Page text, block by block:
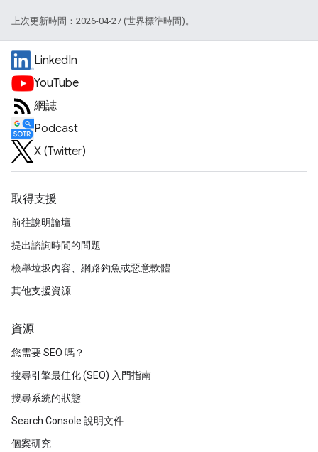
上次更新時間：2026-04-27 (世界標準時間)。
LinkedIn
YouTube
網誌
Podcast
X (Twitter)
取得支援
前往說明論壇
提出諮詢時間的問題
檢舉垃圾內容、網路釣魚或惡意軟體
其他支援資源
資源
您需要 SEO 嗎？
搜尋引擎最佳化 (SEO) 入門指南
搜尋系統的狀態
Search Console 說明文件
個案研究